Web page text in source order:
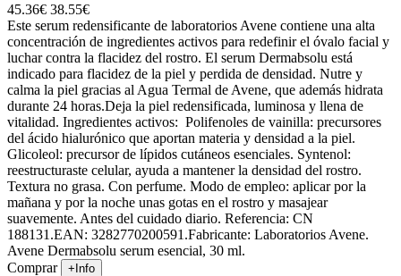
45.36€ 38.55€
Este serum redensificante de laboratorios Avene contiene una alta
concentración de ingredientes activos para redefinir el óvalo facial y
luchar contra la flacidez del rostro. El serum Dermabsolu está
indicado para flacidez de la piel y perdida de densidad. Nutre y
calma la piel gracias al Agua Termal de Avene, que además hidrata
durante 24 horas.Deja la piel redensificada, luminosa y llena de
vitalidad. Ingredientes activos: Polifenoles de vainilla: precursores
del ácido hialurónico que aportan materia y densidad a la piel.
Glicoleol: precursor de lípidos cutáneos esenciales. Syntenol:
reestructuraste celular, ayuda a mantener la densidad del rostro.
Textura no grasa. Con perfume. Modo de empleo: aplicar por la
mañana y por la noche unas gotas en el rostro y masajear
suavemente. Antes del cuidado diario. Referencia: CN
188131.EAN: 3282770200591.Fabricante: Laboratorios Avene.
Avene Dermabsolu serum esencial, 30 ml.
Comprar
+Info